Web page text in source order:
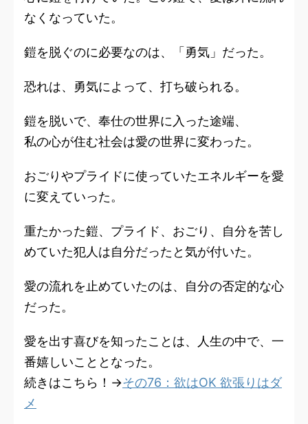
なくなっていた。
鎧を脱ぐのに必要なのは、「勇気」だった。
恐れは、勇気によって、打ち破られる。
鎧を脱いで、奉仕の世界に入った途端、
私の心が住む社会は愛の世界に変わった。
おごりやプライドに使っていたエネルギーを愛
に変えていった。
重たかった鎧、プライド、おごり、自分を苦し
めていた犯人は自分だったと気が付いた。
愛の流れを止めていたのは、自分の否定的な心
だった。
愛を出す喜びを知ったことは、人生の中で、一
番嬉しいこととなった。
続きはこちら！→その76：欲はOK 欲張りはダ
メ